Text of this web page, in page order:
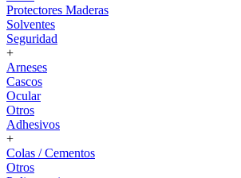
Protectores Maderas
Solventes
Seguridad
+
Arneses
Cascos
Ocular
Otros
Adhesivos
+
Colas / Cementos
Otros